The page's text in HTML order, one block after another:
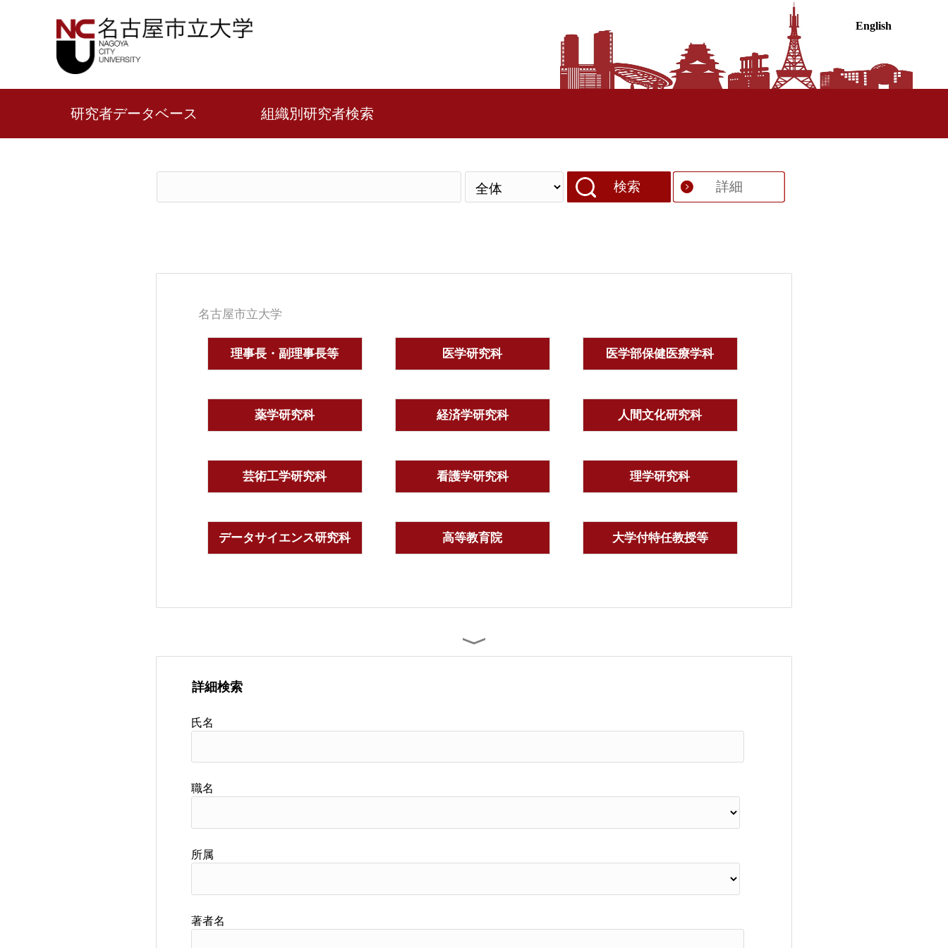
English
研究者データベース 組織別研究者検索
検索 詳細
名古屋市立大学
理事長・副理事長等 医学研究科 医学部保健医療学科
薬学研究科 経済学研究科 人間文化研究科
芸術工学研究科 看護学研究科 理学研究科
データサイエンス研究科 高等教育院 大学付特任教授等
詳細検索
氏名
職名
所属
著者名